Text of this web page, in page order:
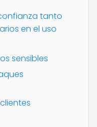
tanto
en el uso
sensibles